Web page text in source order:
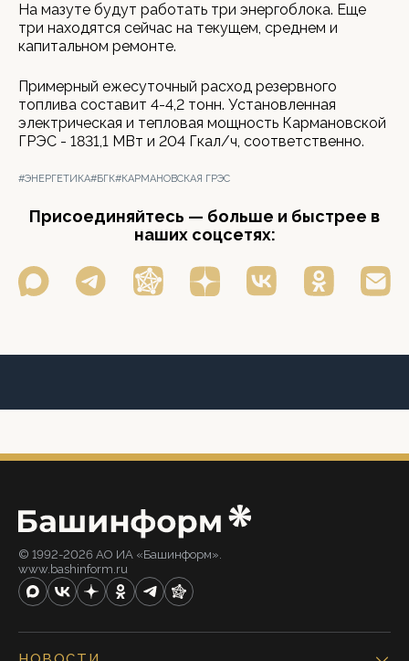
На мазуте будут работать три энергоблока. Еще
три находятся сейчас на текущем, среднем и
капитальном ремонте.
Примерный ежесуточный расход резервного
топлива составит 4-4,2 тонн. Установленная
электрическая и тепловая мощность Кармановской
ГРЭС - 1831,1 МВт и 204 Гкал/ч, соответственно.
#ЭНЕРГЕТИКА#БГК#КАРМАНОВСКАЯ ГРЭС
Присоединяйтесь — больше и быстрее в
наших соцсетях:
© 1992-2026 АО ИА «Башинформ».
www.bashinform.ru